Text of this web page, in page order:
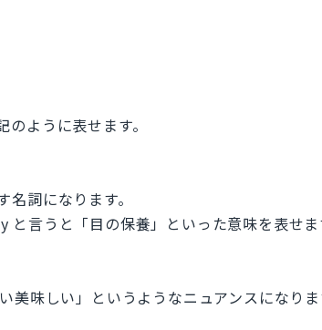
のように表せます。
詞になります。
言うと「目の保養」といった意味を表せま
味しい」というようなニュアンスになりま